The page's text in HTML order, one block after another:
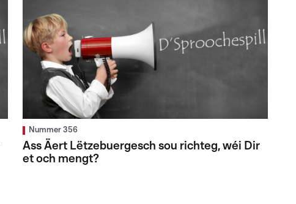
Nummer 356
Ass Äert Lëtzebuergesch sou richteg, wéi Dir
et och mengt?